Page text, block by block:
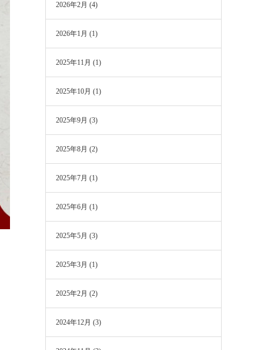
2026年2月 (4)
2026年1月 (1)
2025年11月 (1)
2025年10月 (1)
2025年9月 (3)
2025年8月 (2)
2025年7月 (1)
2025年6月 (1)
2025年5月 (3)
2025年3月 (1)
2025年2月 (2)
2024年12月 (3)